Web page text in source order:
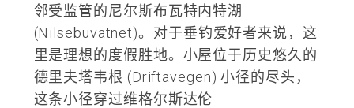
邻受监管的尼尔斯布瓦特内特湖
(Nilsebuvatnet)。对于垂钓爱好者来说，这
里是理想的度假胜地。小屋位于历史悠久的
德里夫塔韦根 (Driftavegen) 小径的尽头，
这条小径穿过维格尔斯达伦